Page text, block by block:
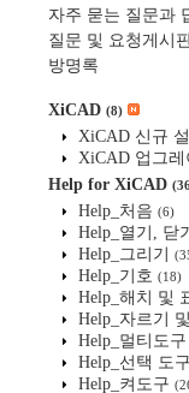
자주 묻는 질문과
질문 및 요청게시
방명록
XiCAD (8)
XiCAD 신규
XiCAD 업그레
Help for XiCAD
Help_처음 (6)
Help_열기, 닫
Help_그리기
Help_기호 (18)
Help_해치 및
Help_자르기
Help_멀티도구
Help_선택 도구
Help_켜도구